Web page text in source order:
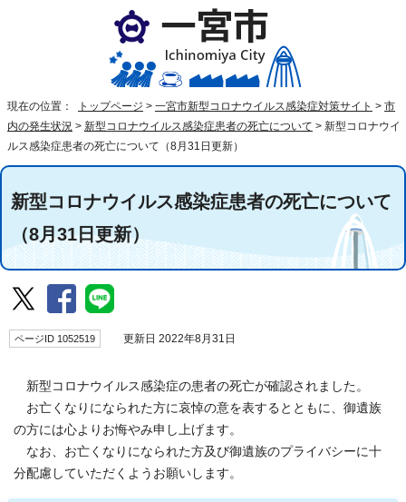
現在の位置： トップページ > 一宮市新型コロナウイルス感染症対策サイト > 市
内の発生状況 > 新型コロナウイルス感染症患者の死亡について > 新型コロナウイ
ルス感染症患者の死亡について（8月31日更新）
新型コロナウイルス感染症患者の死亡について
（8月31日更新）
ページID 1052519 更新日 2022年8月31日
新型コロナウイルス感染症の患者の死亡が確認されました。
お亡くなりになられた方に哀悼の意を表するとともに、御遺族
の方には心よりお悔やみ申し上げます。
なお、お亡くなりになられた方及び御遺族のプライバシーに十
分配慮していただくようお願いします。